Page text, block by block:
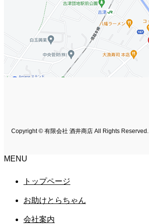
Copyright © 有限会社 酒井商店 All Rights Reserved.
MENU
トップページ
お助けとらちゃん
会社案内